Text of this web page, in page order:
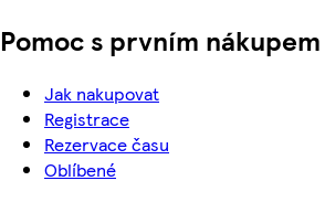
Pomoc s prvním nákupem
Jak nakupovat
Registrace
Rezervace času
Oblíbené